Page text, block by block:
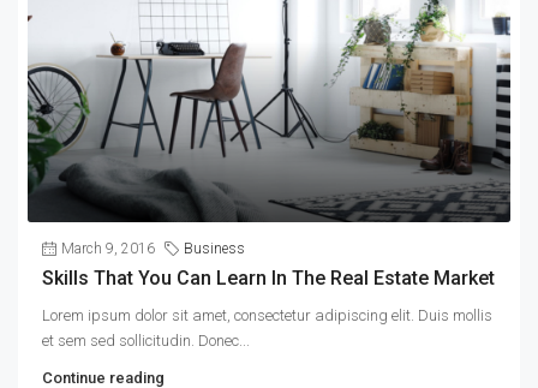
March 9, 2016 Business
Skills That You Can Learn In The Real Estate Market
Lorem ipsum dolor sit amet, consectetur adipiscing elit. Duis mollis
et sem sed sollicitudin. Donec...
Continue reading